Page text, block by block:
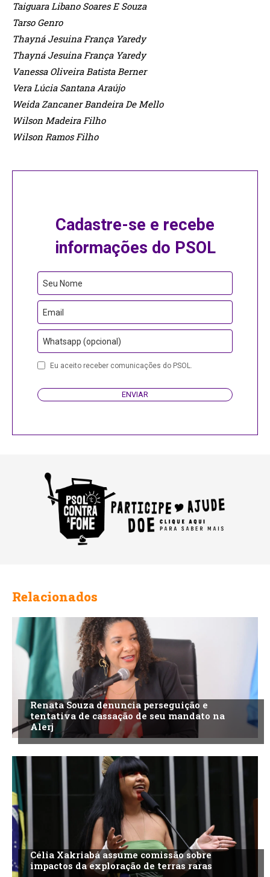
Taiguara Libano Soares E Souza
Tarso Genro
Thayná Jesuina França Yaredy
Thayná Jesuina França Yaredy
Vanessa Oliveira Batista Berner
Vera Lúcia Santana Araújo
Weida Zancaner Bandeira De Mello
Wilson Madeira Filho
Wilson Ramos Filho
Cadastre-se e recebe
informações do PSOL
Website
URL
Seu Nome
Email
Whatsapp (opcional)
Eu aceito receber comunicações do PSOL.
ENVIAR
Relacionados
Renata Souza denuncia perseguição e
tentativa de cassação de seu mandato na
Alerj
Célia Xakriabá assume comissão sobre
impactos da exploração de terras raras